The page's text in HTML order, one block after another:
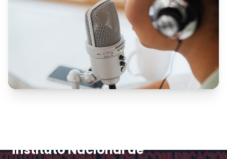
Instituto Nacional de